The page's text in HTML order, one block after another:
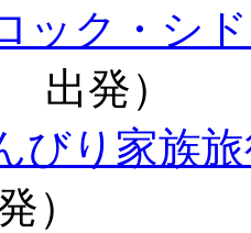
ック・シ
出発）
びり家族
）